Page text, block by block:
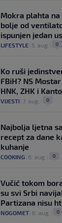
Mokra plahta
bolje od
ispunjen jedan
LIFESTYLE 5. aug. 0
Ko ruši
FBiH? NS
HNK, ZHK i
VIJESTI 7. aug. 0
Najbolja ljetna
recept za dane
kuhanje
COOKING 6. aug. 0
Vučić tokom
su svi Srbi
Partizana nisu
NOGOMET 6. aug. 0